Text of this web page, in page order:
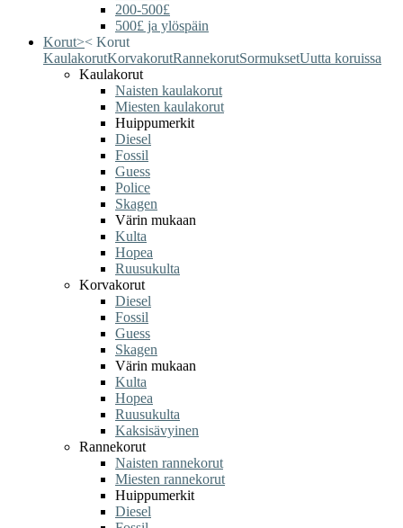
200-500£
500£ ja ylöspäin
Korut>< Korut
KaulakorutKorvakorutRannekorutSormuksetUutta koruissa
Kaulakorut
Naisten kaulakorut
Miesten kaulakorut
Huippumerkit
Diesel
Fossil
Guess
Police
Skagen
Värin mukaan
Kulta
Hopea
Ruusukulta
Korvakorut
Diesel
Fossil
Guess
Skagen
Värin mukaan
Kulta
Hopea
Ruusukulta
Kaksisävyinen
Rannekorut
Naisten rannekorut
Miesten rannekorut
Huippumerkit
Diesel